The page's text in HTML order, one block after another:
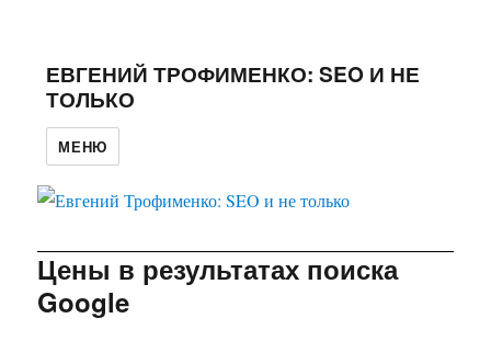
ЕВГЕНИЙ ТРОФИМЕНКО: SEO И НЕ
ТОЛЬКО
МЕНЮ
Цены в результатах поиска
Google